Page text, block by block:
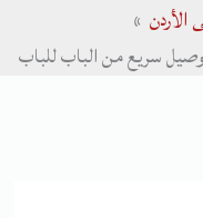
سريع من الباب للباب